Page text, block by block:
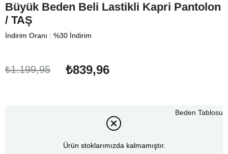
Büyük Beden Beli Lastikli Kapri Pantolon
/ TAŞ
İndirim Oranı : %30 İndirim
₺1.199,95 ₺839,96
Ürün stoklarımızda kalmamıştır.
Beden Tablosu